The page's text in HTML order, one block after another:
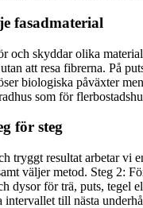
fasadmaterial
och skyddar olika
att resa fibrerna. På
biologiska påväxter
som för
för steg
tryggt resultat arbetar
väljer metod. Steg 2:
dysor för trä, puts, tegel
till nästa